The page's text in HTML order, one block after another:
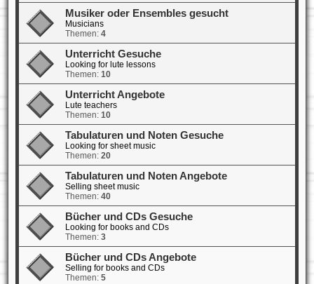
Musiker oder Ensembles gesucht
Musicians
Themen: 4
Unterricht Gesuche
Looking for lute lessons
Themen: 10
Unterricht Angebote
Lute teachers
Themen: 10
Tabulaturen und Noten Gesuche
Looking for sheet music
Themen: 20
Tabulaturen und Noten Angebote
Selling sheet music
Themen: 40
Bücher und CDs Gesuche
Looking for books and CDs
Themen: 3
Bücher und CDs Angebote
Selling for books and CDs
Themen: 5